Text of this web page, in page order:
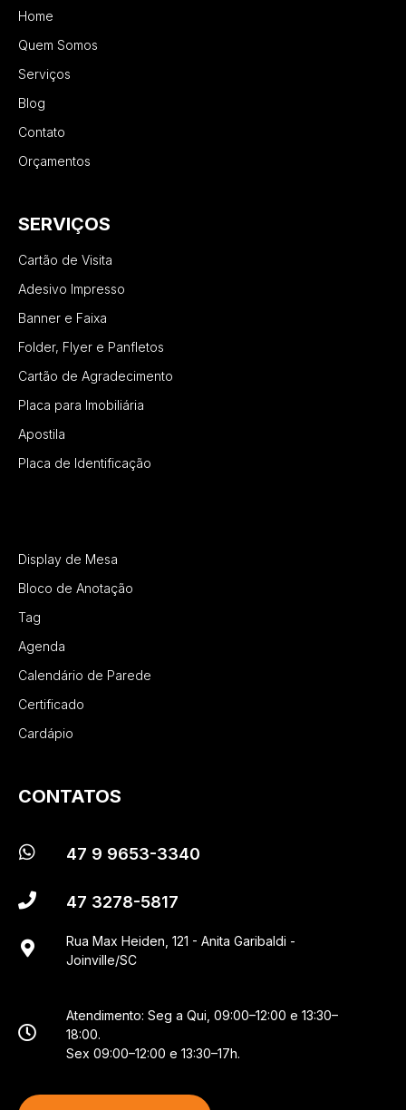
Home
Quem Somos
Serviços
Blog
Contato
Orçamentos
SERVIÇOS
Cartão de Visita
Adesivo Impresso
Banner e Faixa
Folder, Flyer e Panfletos
Cartão de Agradecimento
Placa para Imobiliária
Apostila
Placa de Identificação
Display de Mesa
Bloco de Anotação
Tag
Agenda
Calendário de Parede
Certificado
Cardápio
CONTATOS
47 9 9653-3340
47 3278-5817
Rua Max Heiden, 121 - Anita Garibaldi -
Joinville/SC
Atendimento: Seg a Qui, 09:00–12:00 e 13:30–
18:00.
Sex 09:00–12:00 e 13:30–17h.